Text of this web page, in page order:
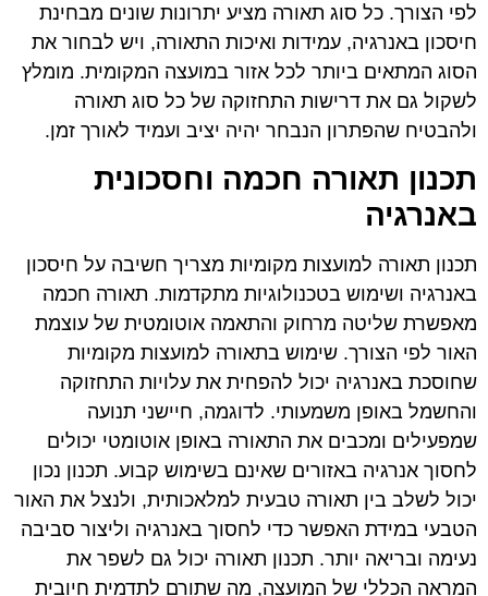
לפי הצורך. כל סוג תאורה מציע יתרונות שונים מבחינת
חיסכון באנרגיה, עמידות ואיכות התאורה, ויש לבחור את
הסוג המתאים ביותר לכל אזור במועצה המקומית. מומלץ
לשקול גם את דרישות התחזוקה של כל סוג תאורה
ולהבטיח שהפתרון הנבחר יהיה יציב ועמיד לאורך זמן.
תכנון תאורה חכמה וחסכונית
באנרגיה
תכנון תאורה למועצות מקומיות מצריך חשיבה על חיסכון
באנרגיה ושימוש בטכנולוגיות מתקדמות. תאורה חכמה
מאפשרת שליטה מרחוק והתאמה אוטומטית של עוצמת
האור לפי הצורך. שימוש בתאורה למועצות מקומיות
שחוסכת באנרגיה יכול להפחית את עלויות התחזוקה
והחשמל באופן משמעותי. לדוגמה, חיישני תנועה
שמפעילים ומכבים את התאורה באופן אוטומטי יכולים
לחסוך אנרגיה באזורים שאינם בשימוש קבוע. תכנון נכון
יכול לשלב בין תאורה טבעית למלאכותית, ולנצל את האור
הטבעי במידת האפשר כדי לחסוך באנרגיה וליצור סביבה
נעימה ובריאה יותר. תכנון תאורה יכול גם לשפר את
המראה הכללי של המועצה, מה שתורם לתדמית חיובית